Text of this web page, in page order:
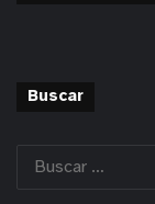
Buscar